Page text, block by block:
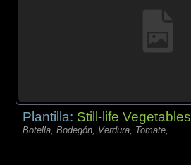
Plantilla: Still-life Vegetables
Botella, Bodegón, Verdura, Tomate,